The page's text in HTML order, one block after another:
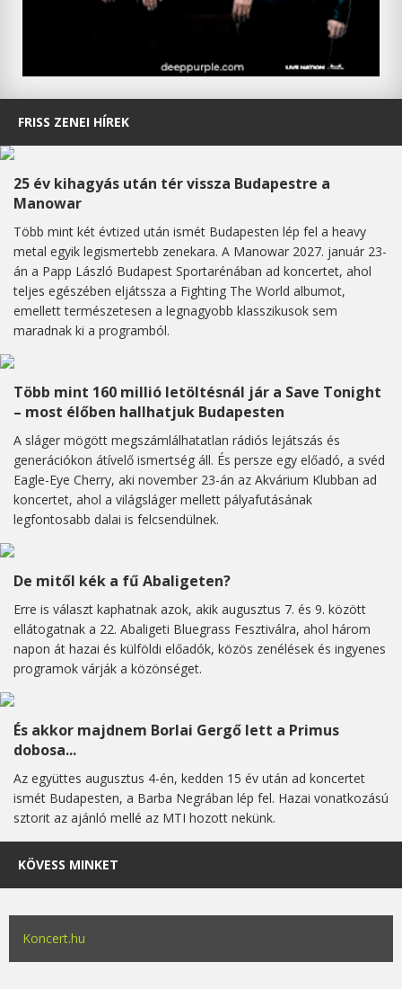
FRISS ZENEI HÍREK
25 év kihagyás után tér vissza Budapestre a
Manowar
Több mint két évtized után ismét Budapesten lép fel a heavy
metal egyik legismertebb zenekara. A Manowar 2027. január 23-
án a Papp László Budapest Sportarénában ad koncertet, ahol
teljes egészében eljátssza a Fighting The World albumot,
emellett természetesen a legnagyobb klasszikusok sem
maradnak ki a programból.
Több mint 160 millió letöltésnál jár a Save Tonight
– most élőben hallhatjuk Budapesten
A sláger mögött megszámlálhatatlan rádiós lejátszás és
generációkon átívelő ismertség áll. És persze egy előadó, a svéd
Eagle-Eye Cherry, aki november 23-án az Akvárium Klubban ad
koncertet, ahol a világsláger mellett pályafutásának
legfontosabb dalai is felcsendülnek.
De mitől kék a fű Abaligeten?
Erre is választ kaphatnak azok, akik augusztus 7. és 9. között
ellátogatnak a 22. Abaligeti Bluegrass Fesztiválra, ahol három
napon át hazai és külföldi előadók, közös zenélések és ingyenes
programok várják a közönséget.
És akkor majdnem Borlai Gergő lett a Primus
dobosa...
Az együttes augusztus 4-én, kedden 15 év után ad koncertet
ismét Budapesten, a Barba Negrában lép fel. Hazai vonatkozású
sztorit az ajánló mellé az MTI hozott nekünk.
KÖVESS MINKET
Koncert.hu